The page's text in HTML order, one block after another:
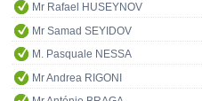
Mr Rafael HUSEYNOV
Mr Samad SEYIDOV
M. Pasquale NESSA
Mr Andrea RIGONI